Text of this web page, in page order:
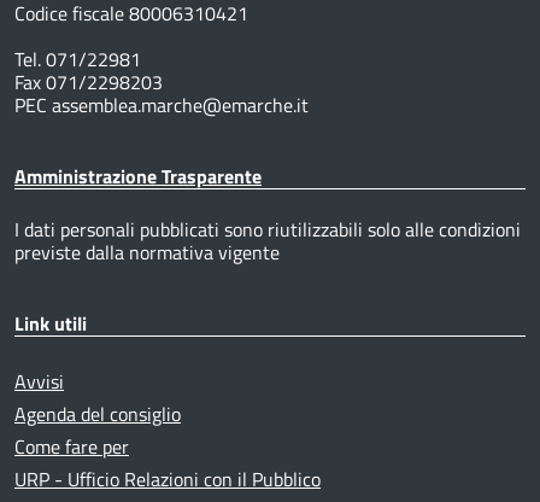
Codice fiscale 80006310421
Tel. 071/22981
Fax 071/2298203
PEC assemblea.marche@emarche.it
Amministrazione Trasparente
I dati personali pubblicati sono riutilizzabili solo alle condizioni
previste dalla normativa vigente
Link utili
Avvisi
Agenda del consiglio
Come fare per
URP - Ufficio Relazioni con il Pubblico